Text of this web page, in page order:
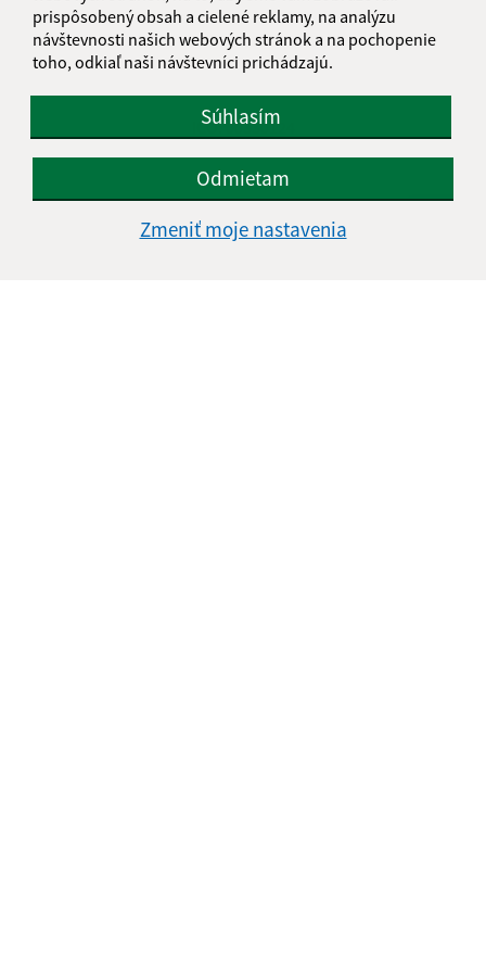
prispôsobený obsah a cielené reklamy, na analýzu
návštevnosti našich webových stránok a na pochopenie
toho, odkiaľ naši návštevníci prichádzajú.
Súhlasím
Odmietam
Zmeniť moje nastavenia
starosta@plavnica.sk
+421 52 42 83 881
IČO: 00330124